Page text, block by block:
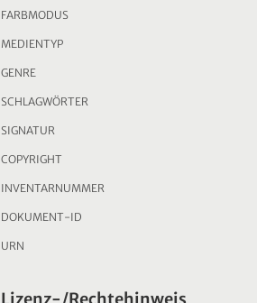
FARBMODUS
MEDIENTYP
GENRE
SCHLAGWÖRTER
SIGNATUR
COPYRIGHT
INVENTARNUMMER
DOKUMENT-ID
URN
Lizenz-/Rechtehinweis